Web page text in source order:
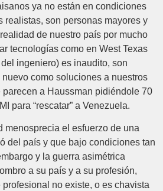
ya no están en condiciones
realistas, son personas mayores y
de nuestro país por mucho
tecnologías como en West Texas
ingeniero) es inaudito, son
como soluciones a nuestros
parecen a Haussman pidiéndole 70
para “rescatar” a Venezuela.
menosprecia el esfuerzo de una
del país y que bajo condiciones tan
y la guerra asimétrica
a su país y a su profesión,
no existe, o es chavista